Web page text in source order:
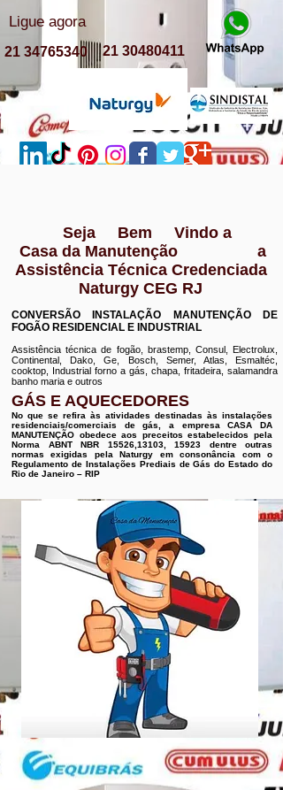
Ligue agora
21 30480411
21 34765340
Seja Bem Vindo a
Casa da Manutenção a
Assistência Técnica Credenciada
Naturgy CEG RJ
CONVERSÃO INSTALAÇÃO MANUTENÇÃO DE
FOGÃO RESIDENCIAL E INDUSTRIAL
Assistência técnica de fogão, brastemp, Consul, Electrolux,
Continental, Dako, Ge, Bosch, Semer, Atlas, Esmaltéc,
cooktop, Industrial forno a gás, chapa, fritadeira, salamandra
banho maria e outros
GÁS E AQUECEDORES
No que se refira às atividades destinadas às instalações
residenciais/comerciais de gás, a empresa CASA DA
MANUTENÇÃO obedece aos preceitos estabelecidos pela
Norma ABNT NBR 15526,13103, 15923 dentre outras
normas exigidas pela Naturgy em consonância com o
Regulamento de Instalações Prediais de Gás do Estado do
Rio de Janeiro – RIP